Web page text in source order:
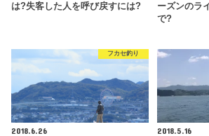
は?失客した人を呼び戻すには?
ーズンのラ
で?
フカセ釣り
2018.6.26
2018.5.16